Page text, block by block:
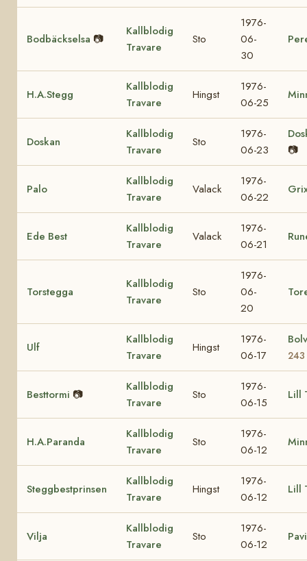
Bodbäckselsa 📷
Kallblodig
Travare
Sto
1976-
06-
30
H.A.Stegg
Kallblodig
Travare
Hingst
1976-
06-25
Doskan
Kallblodig
Travare
Sto
1976-
06-23
📷
Palo
Kallblodig
Travare
Valack
1976-
06-22
Ede Best
Kallblodig
Travare
Valack
1976-
06-21
Torstegga
Kallblodig
Travare
Sto
1976-
06-
20
Ulf
Kallblodig
Travare
Hingst
1976-
06-17
243
Besttormi 📷
Kallblodig
Travare
Sto
1976-
06-15
Lill
H.A.Paranda
Kallblodig
Travare
Sto
1976-
06-12
Steggbestprinsen
Kallblodig
Travare
Hingst
1976-
06-12
Lill
Vilja
Kallblodig
Travare
Sto
1976-
06-12